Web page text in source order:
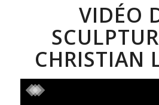
VIDÉO
CHRISTIAN